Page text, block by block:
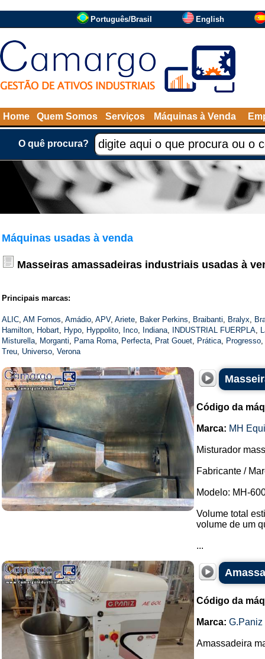
Português/Brasil English
Home Quem Somos Serviços Máquinas à Venda
O quê procura?
Máquinas usadas à venda
Masseiras amassadeiras industriais usadas à
Principais marcas:
ALIC, AM Fornos, Amádio, APV, Ariete, Baker Perkins, Braibanti, Bralyx,
Hamilton, Hobart, Hypo, Hyppolito, Inco, Indiana, INDUSTRIAL FUERPLA,
Misturella, Morganti, Pama Roma, Perfecta, Prat Gouet, Prática, Progresso,
Treu, Universo, Verona
Código da
Marca: MH
Misturador
Fabricante /
Modelo: MH-
Volume total
volume de um
...
Código da
Marca: G.Paniz
Amassadeira